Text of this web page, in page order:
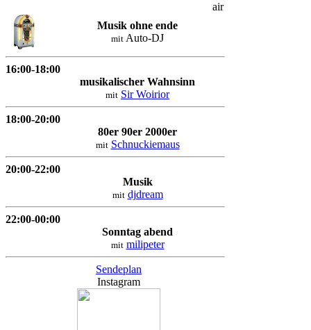
Musik ohne ende
mit Auto-DJ
16:00-18:00
musikalischer Wahnsinn
mit Sir Woirior
18:00-20:00
80er 90er 2000er
mit Schnuckiemaus
20:00-22:00
Musik
mit djdream
22:00-00:00
Sonntag abend
mit milipeter
Sendeplan
Instagram